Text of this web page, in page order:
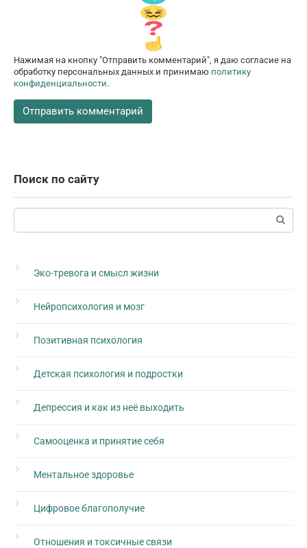
Нажимая на кнопку "Отправить комментарий", я даю согласие на
обработку персональных данных и принимаю политику
конфиденциальности.
Поиск по сайту
Поиск:
Эко-тревога и смысл жизни
Нейропсихология и мозг
Позитивная психология
Детская психология и подростки
Депрессия и как из неё выходить
Самооценка и принятие себя
Ментальное здоровье
Цифровое благополучие
Отношения и токсичные связи